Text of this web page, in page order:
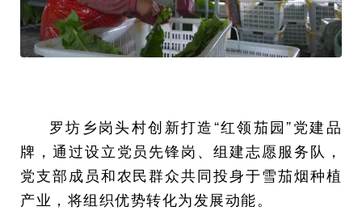
罗坊乡岗头村创新打造“红领茄园”党建品
牌，通过设立党员先锋岗、组建志愿服务队，
党支部成员和农民群众共同投身于雪茄烟种植
产业，将组织优势转化为发展动能。